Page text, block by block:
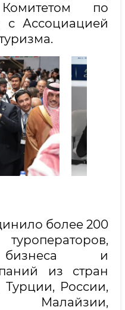
Комитетом по
с Ассоциацией
более 200
бизнеса и
из стран
России,
Малайзии,